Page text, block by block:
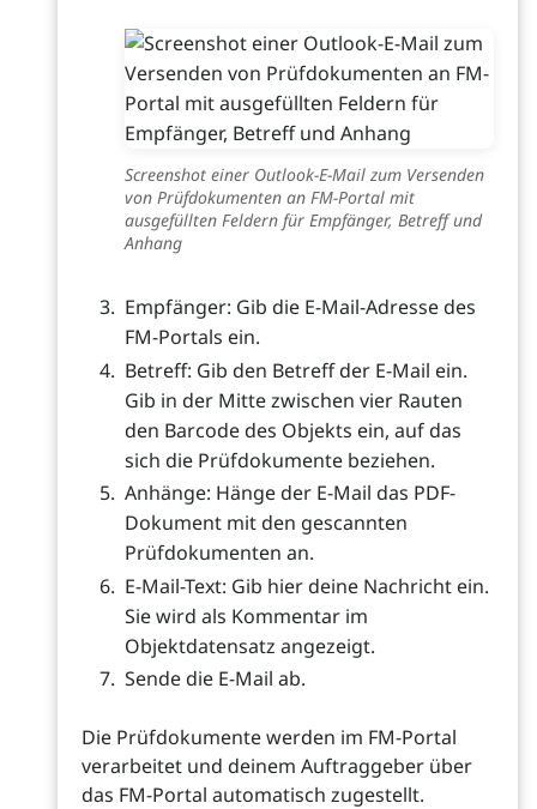
Screenshot einer Outlook-E-Mail zum Versenden
von Prüfdokumenten an FM-Portal mit
ausgefüllten Feldern für Empfänger, Betreff und
Anhang
Empfänger: Gib die E-Mail-Adresse des
FM-Portals ein.
Betreff: Gib den Betreff der E-Mail ein.
Gib in der Mitte zwischen vier Rauten
den Barcode des Objekts ein, auf das
sich die Prüfdokumente beziehen.
Anhänge: Hänge der E-Mail das PDF-
Dokument mit den gescannten
Prüfdokumenten an.
E-Mail-Text: Gib hier deine Nachricht ein.
Sie wird als Kommentar im
Objektdatensatz angezeigt.
Sende die E-Mail ab.
Die Prüfdokumente werden im FM-Portal
verarbeitet und deinem Auftraggeber über
das FM-Portal automatisch zugestellt.